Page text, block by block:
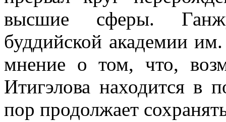
высшие сферы.
буддийской академии
мнение о том, что,
Итигэлова находится в
пор продолжает